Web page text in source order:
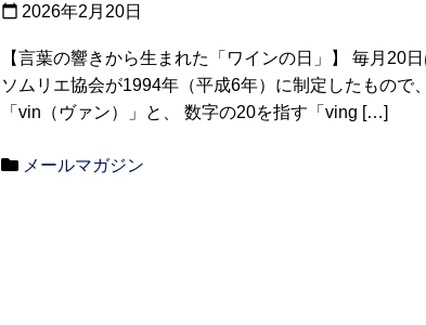
calendar_today 2026年2月20日
【言葉の響きから生まれた「ワインの日」】 毎月20
ソムリエ協会が1994年（平成6年）に制定したもので
「vin（ヴァン）」と、 数字の20を指す「ving […]
メールマガジン